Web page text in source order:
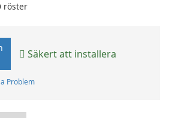
röster
Säkert att installera
Problem